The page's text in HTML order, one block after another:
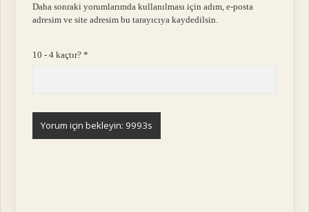
Daha sonraki yorumlarımda kullanılması için adım, e-posta
adresim ve site adresim bu tarayıcıya kaydedilsin.
10 - 4 kaçtır?*